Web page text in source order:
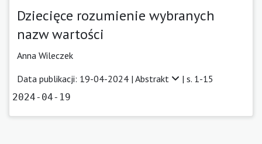
Dziecięce rozumienie wybranych
nazw wartości
Anna Wileczek
Data publikacji: 19-04-2024 | Abstrakt | s. 1-15
2024-04-19